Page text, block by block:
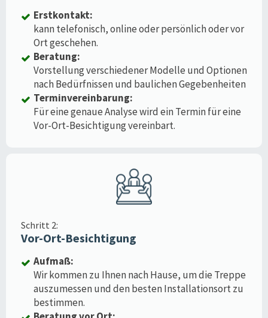
Erstkontakt:
kann telefonisch, online oder persönlich oder vor
Ort geschehen.
Beratung:
Vorstellung verschiedener Modelle und Optionen
nach Bedürfnissen und baulichen Gegebenheiten
Terminvereinbarung:
Für eine genaue Analyse wird ein Termin für eine
Vor-Ort-Besichtigung vereinbart.
Schritt 2:
Vor-Ort-Besichtigung
Aufmaß:
Wir kommen zu Ihnen nach Hause, um die Treppe
auszumessen und den besten Installationsort zu
bestimmen.